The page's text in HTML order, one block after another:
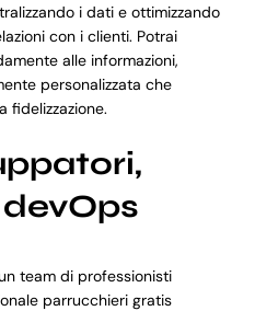
i dati e ottimizzando
con i clienti. Potrai
alle informazioni,
personalizzata che
fidelizzazione.
team di professionisti
parrucchieri gratis